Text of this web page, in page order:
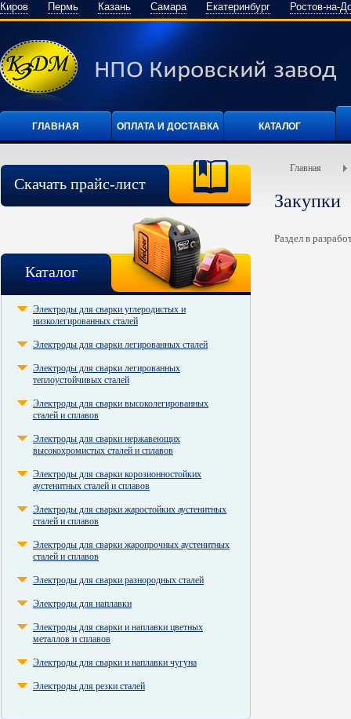
Киров Пермь Казань Самара Екатеринбург Ростов-на-
ГЛАВНАЯ ОПЛАТА И ДОСТАВКА КАТАЛОГ
Скачать прайс-лист
Каталог
Электроды для сварки углеродистых и
низколегированных сталей
Электроды для сварки легированных сталей
Электроды для сварки легированных
теплоустойчивых сталей
Электроды для сварки высоколегированных
сталей и сплавов
Электроды для сварки нержавеющих
высокохромистых сталей и сплавов
Электроды для сварки корозионностойких
аустенитных сталей и сплавов
Электроды для сварки жаростойких аустенитных
сталей и сплавов
Электроды для сварки жаропрочных аустенитных
сталей и сплавов
Электроды для сварки разнородных сталей
Электроды для наплавки
Электроды для сварки и наплавки цветных
металлов и сплавов
Электроды для сварки и наплавки чугуна
Электроды для резки сталей
Главная
Закупки
Раздел в